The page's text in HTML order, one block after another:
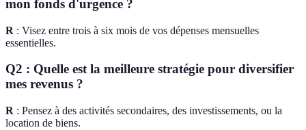
mon fonds d'urgence ?
R : Visez entre trois à six mois de vos dépenses mensuelles
essentielles.
Q2 : Quelle est la meilleure stratégie pour diversifier
mes revenus ?
R : Pensez à des activités secondaires, des investissements, ou la
location de biens.